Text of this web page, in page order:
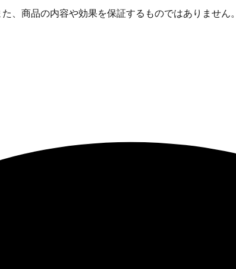
、商品の内容や効果を保証するものではありません。